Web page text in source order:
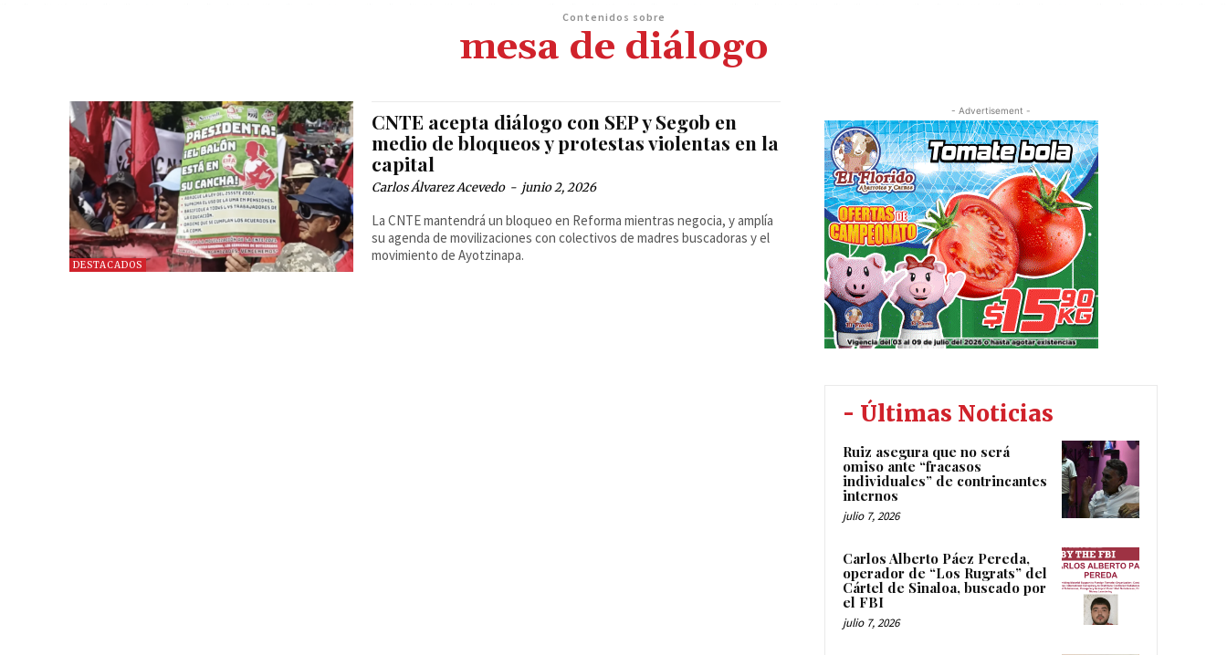
Contenidos sobre
mesa de diálogo
DESTACADOS
CNTE acepta diálogo con SEP y Segob en
medio de bloqueos y protestas violentas en la
capital
Carlos Álvarez Acevedo - junio 2, 2026
La CNTE mantendrá un bloqueo en Reforma mientras negocia, y amplía
su agenda de movilizaciones con colectivos de madres buscadoras y el
movimiento de Ayotzinapa.
- Advertisement -
- Últimas Noticias
Ruiz asegura que no será
omiso ante “fracasos
individuales” de contrincantes
internos
julio 7, 2026
Carlos Alberto Páez Pereda,
operador de “Los Rugrats” del
Cártel de Sinaloa, buscado por
el FBI
julio 7, 2026